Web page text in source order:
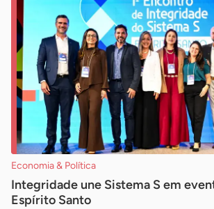
Economia & Política
Integridade une Sistema S em
Espírito Santo